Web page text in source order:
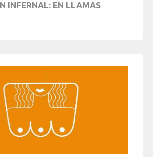
INFERNAL: EN LLAMAS